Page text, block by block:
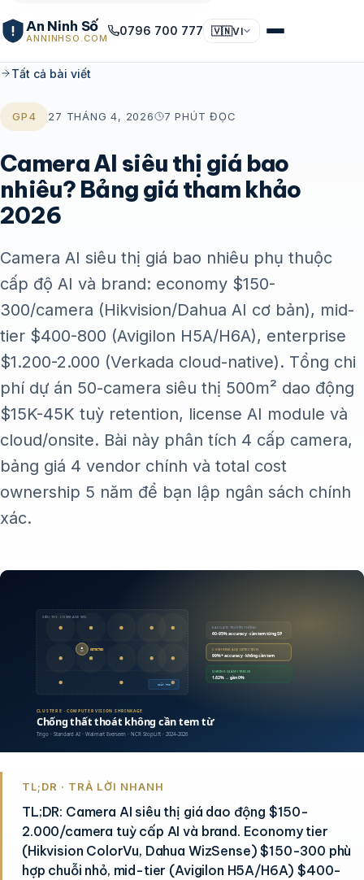
An Ninh Số
ANNINHSO.COM
0796 700 777 🇻🇳VI
Tất cả bài viết
GP4 27 THÁNG 4, 2026 7 PHÚT ĐỌC
Camera AI siêu thị giá bao
nhiêu? Bảng giá tham khảo
2026
Camera AI siêu thị giá bao nhiêu phụ thuộc
cấp độ AI và brand: economy $150-
300/camera (Hikvision/Dahua AI cơ bản), mid-
tier $400-800 (Avigilon H5A/H6A), enterprise
$1.200-2.000 (Verkada cloud-native). Tổng chi
phí dự án 50-camera siêu thị 500m² dao động
$15K-45K tuỳ retention, license AI module và
cloud/onsite. Bài này phân tích 4 cấp camera,
bảng giá 4 vendor chính và total cost
ownership 5 năm để bạn lập ngân sách chính
xác.
TL;DR · TRẢ LỜI NHANH
TL;DR: Camera AI siêu thị giá dao động $150-
2.000/camera tuỳ cấp AI và brand. Economy tier
(Hikvision ColorVu, Dahua WizSense) $150-300 phù
hợp chuỗi nhỏ, mid-tier (Avigilon H5A/H6A) $400-